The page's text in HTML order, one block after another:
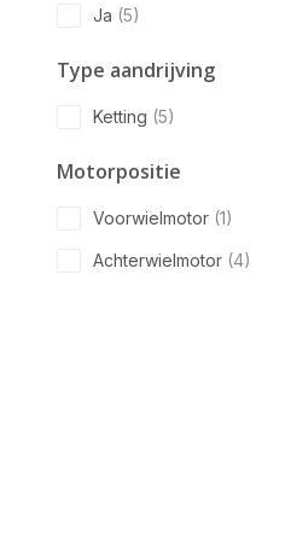
Ja (5)
Type aandrijving
Ketting (5)
Motorpositie
Voorwielmotor (1)
Achterwielmotor (4)